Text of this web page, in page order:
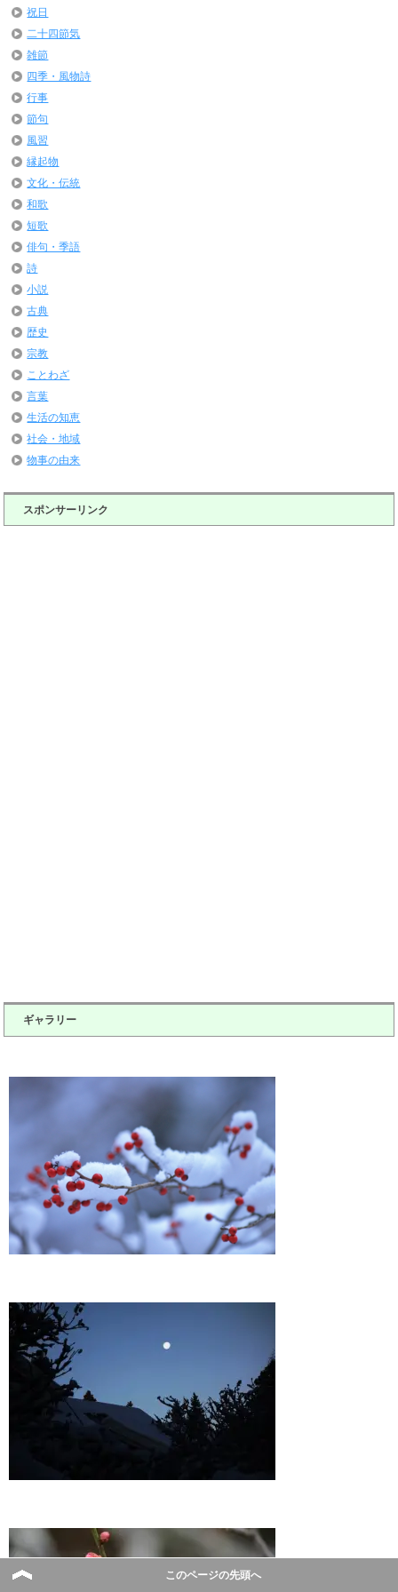
祝日
二十四節気
雑節
四季・風物詩
行事
節句
風習
縁起物
文化・伝統
和歌
短歌
俳句・季語
詩
小説
古典
歴史
宗教
ことわざ
言葉
生活の知恵
社会・地域
物事の由来
スポンサーリンク
ギャラリー
このページの先頭へ